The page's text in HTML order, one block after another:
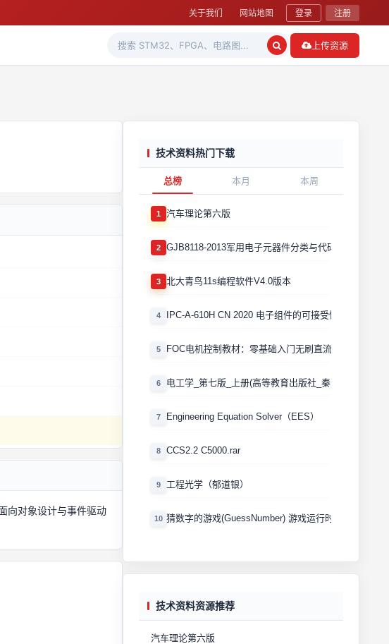
关于我们 网站地图 登录 注册
上传资源
向对象设计与事件驱动
技术资料热门下载
总榜 本月 本周
1 汽车理论第六版
2 GJB8118-2013军用电子元器件分类与代码
3 北大青鸟11s编程软件V4.0版本
4 IPC-A-610H CN 2020 电子组件的可接受性国际验收标
5 FOC电机控制教材：零基础入门无刷直流电机矢量控
6 电工学_第七版_上册(高等教育出版社_秦曾煌版)
7 Engineering Equation Solver（EES）
8 CCS2.2 C5000.rar
9 工程光学（郁道银）
10 猜数字的游戏(GuessNumber) 游戏运行时产生一个0－
技术资料资源推荐
汽车理论第六版